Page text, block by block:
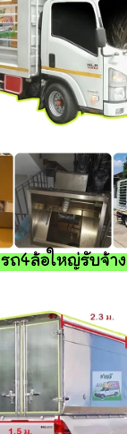
รถ4ล้อใหญ่รับจ้าง